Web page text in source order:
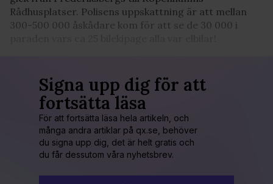
Rådhusplatser. Polisens uppskattning är att mellan
300-500 000 åskådare kom för att se de 30 000 i
Signa upp dig för att
fortsätta läsa
För att fortsätta läsa hela artikeln, och
många andra artiklar på qx.se, behöver
du signa upp dig, det är helt gratis och
du får dessutom våra nyhetsbrev.